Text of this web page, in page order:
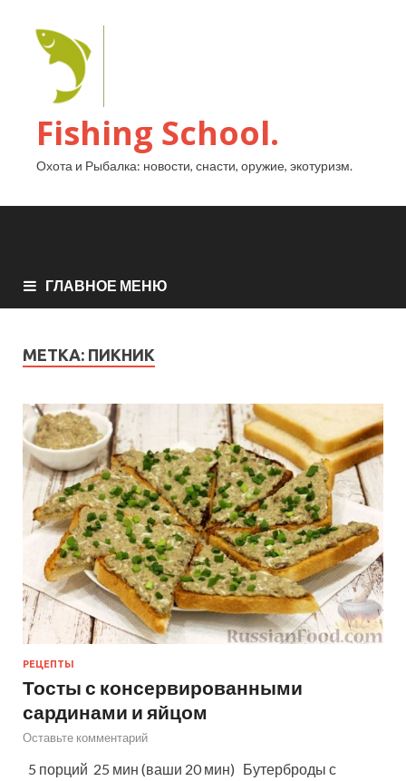
Fishing School.
Охота и Рыбалка: новости, снасти, оружие, экотуризм.
ГЛАВНОЕ МЕНЮ
МЕТКА: ПИКНИК
РЕЦЕПТЫ
Тосты с консервированными
сардинами и яйцом
Оставьте комментарий
5 порций 25 мин (ваши 20 мин) Бутерброды с